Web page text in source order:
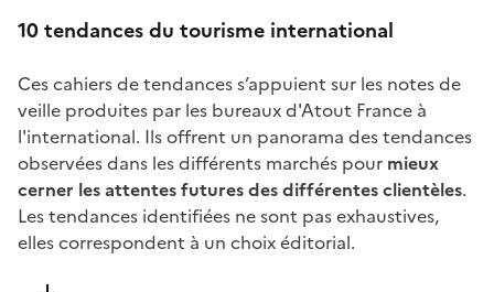
10 tendances du tourisme international
Ces cahiers de tendances s’appuient sur les notes de
veille produites par les bureaux d'Atout France à
l'international. Ils offrent un panorama des tendances
observées dans les différents marchés pour mieux
cerner les attentes futures des différentes clientèles.
Les tendances identifiées ne sont pas exhaustives,
elles correspondent à un choix éditorial.